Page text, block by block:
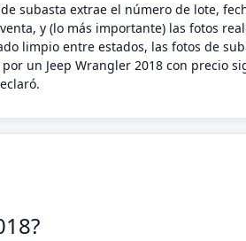
subasta extrae el número de lote,
y (lo más importante) las fotos
limpio entre estados, las fotos de
un Jeep Wrangler 2018 con precio